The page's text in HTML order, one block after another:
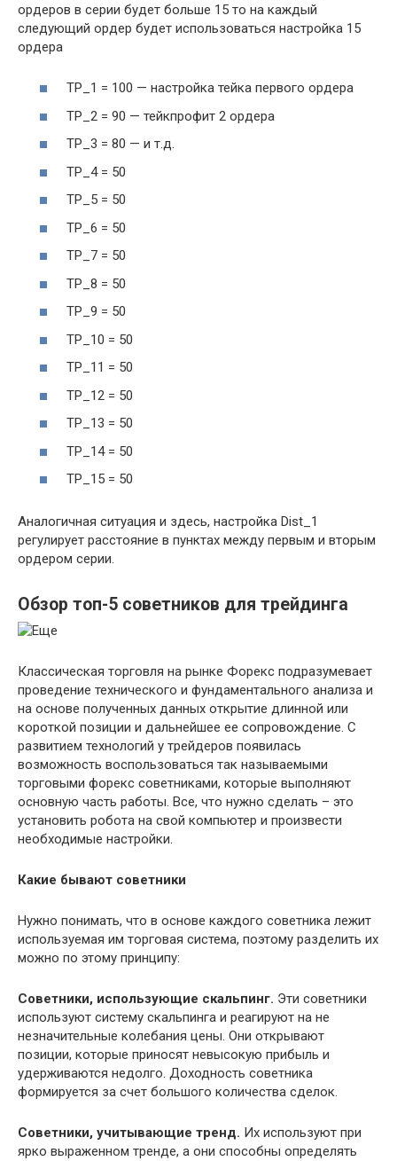
ордеров в серии будет больше 15 то на каждый
следующий ордер будет использоваться настройка 15
ордера
TP_1 = 100 — настройка тейка первого ордера
TP_2 = 90 — тейкпрофит 2 ордера
TP_3 = 80 — и т.д.
TP_4 = 50
TP_5 = 50
TP_6 = 50
TP_7 = 50
TP_8 = 50
TP_9 = 50
TP_10 = 50
TP_11 = 50
TP_12 = 50
TP_13 = 50
TP_14 = 50
TP_15 = 50
Аналогичная ситуация и здесь, настройка Dist_1
регулирует расстояние в пунктах между первым и вторым
ордером серии.
Обзор топ-5 советников для трейдинга
Классическая торговля на рынке Форекс подразумевает
проведение технического и фундаментального анализа и
на основе полученных данных открытие длинной или
короткой позиции и дальнейшее ее сопровождение. С
развитием технологий у трейдеров появилась
возможность воспользоваться так называемыми
торговыми форекс советниками, которые выполняют
основную часть работы. Все, что нужно сделать – это
установить робота на свой компьютер и произвести
необходимые настройки.
Какие бывают советники
Нужно понимать, что в основе каждого советника лежит
используемая им торговая система, поэтому разделить их
можно по этому принципу:
Советники, использующие скальпинг. Эти советники
используют систему скальпинга и реагируют на не
незначительные колебания цены. Они открывают
позиции, которые приносят невысокую прибыль и
удерживаются недолго. Доходность советника
формируется за счет большого количества сделок.
Советники, учитывающие тренд. Их используют при
ярко выраженном тренде, а они способны определять